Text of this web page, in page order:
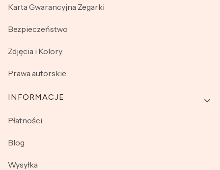
Karta Gwarancyjna Zegarki
Bezpieczeństwo
Zdjęcia i Kolory
Prawa autorskie
INFORMACJE
Płatności
Blog
Wysyłka